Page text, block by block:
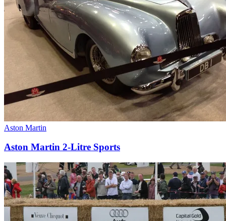
Aston Martin
Aston Martin 2-Litre Sports